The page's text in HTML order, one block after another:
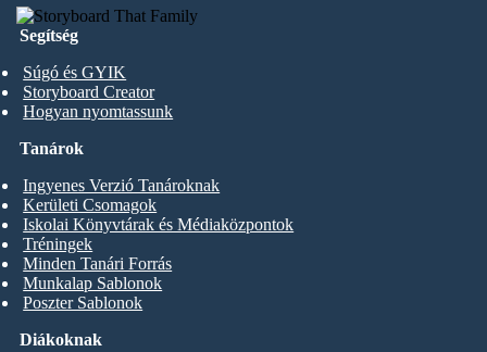
Segítség
Súgó és GYIK
Storyboard Creator
Hogyan nyomtassunk
Diákoknak
Tanárok
Ingyenes Verzió Tanároknak
Kerületi Csomagok
Iskolai Könyvtárak és Médiaközpontok
Tréningek
Minden Tanári Forrás
Munkalap Sablonok
Poszter Sablonok